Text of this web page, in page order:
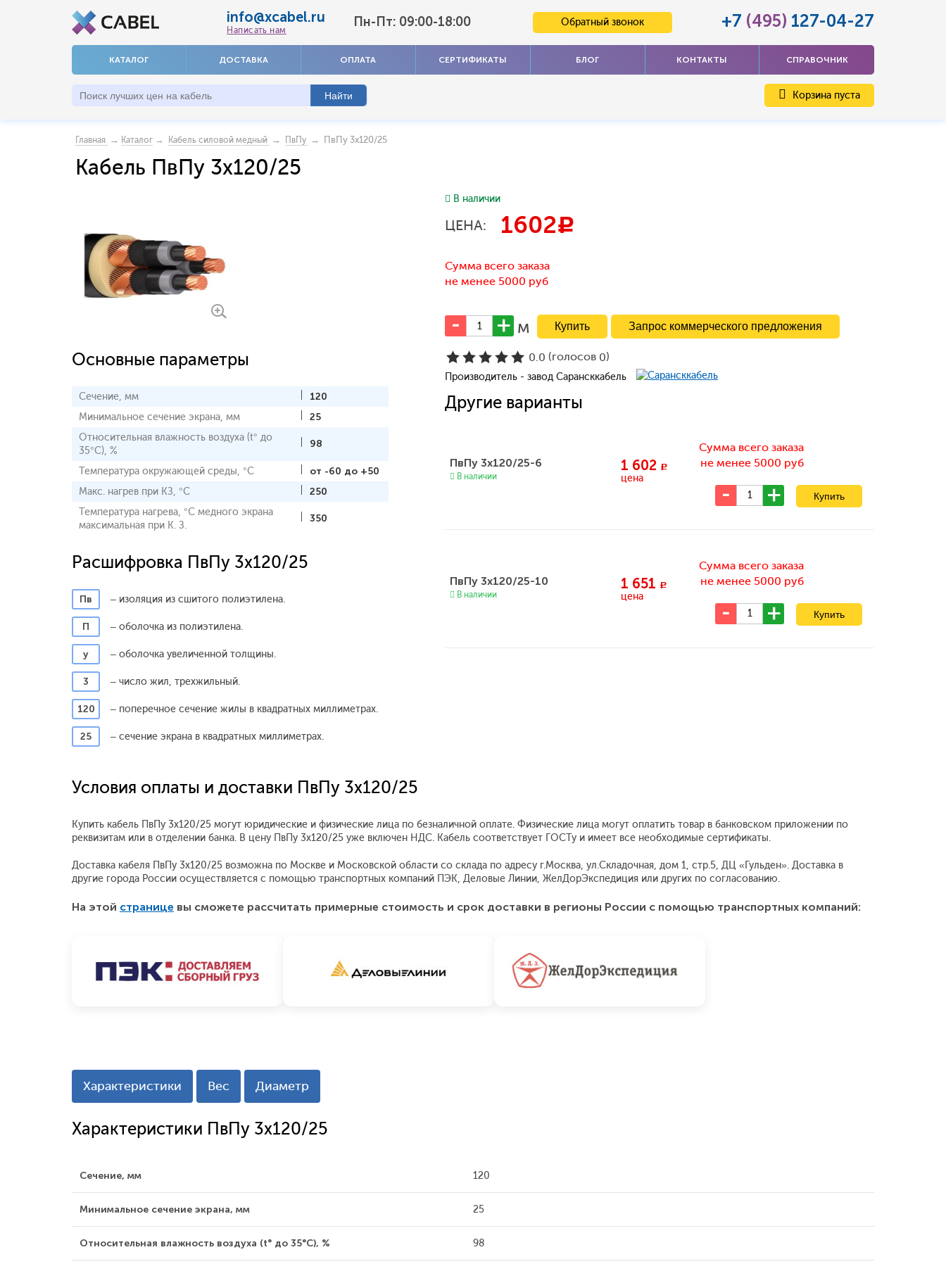
info@xcabel.ru
Написать нам
Пн-Пт: 09:00-18:00 Обратный звонок +7 (495) 127-04-27
КАТАЛОГ ДОСТАВКА ОПЛАТА СЕРТИФИКАТЫ БЛОГ КОНТАКТЫ СПРАВОЧНИК
Корзина пуста
Главная → Каталог → Кабель силовой медный → ПвПу → ПвПу 3x120/25
Кабель ПвПу 3x120/25
Основные параметры
Сечение, мм
120
Минимальное сечение экрана, мм
25
Относительная влажность воздуха (t° до
35°С), %
98
Температура окружающей среды, °С
от -60 до +50
Макс. нагрев при КЗ, °С
250
Температура нагрева, °С медного экрана
максимальная при К. З.
350
Расшифровка ПвПу 3x120/25
Пв – изоляция из сшитого полиэтилена.
П – оболочка из полиэтилена.
у – оболочка увеличенной толщины.
3 – число жил, трехжильный.
120 – поперечное сечение жилы в квадратных миллиметрах.
25 – сечение экрана в квадратных миллиметрах.
В наличии
ЦЕНА: 1602c
Сумма всего заказа
не менее 5000 руб
м Запрос коммерческого предложения
0.0 (голосов 0)
Производитель - завод Сарансккабель
Другие варианты
ПвПу 3x120/25-6
В наличии
1 602 c
цена
Сумма всего заказа
не менее 5000 руб
ПвПу 3x120/25-10
В наличии
1 651 c
цена
Сумма всего заказа
не менее 5000 руб
Условия оплаты и доставки ПвПу 3x120/25
Купить кабель ПвПу 3x120/25 могут юридические и физические лица по безналичной оплате. Физические лица могут оплатить товар в банковском приложении по
реквизитам или в отделении банка. В цену ПвПу 3x120/25 уже включен НДС. Кабель соответствует ГОСТу и имеет все необходимые сертификаты.
Доставка кабеля ПвПу 3x120/25 возможна по Москве и Московской области со склада по адресу г.Москва, ул.Складочная, дом 1, стр.5, ДЦ «Гульден». Доставка в
другие города России осуществляется с помощью транспортных компаний ПЭК, Деловые Линии, ЖелДорЭкспедиция или других по согласованию.
На этой странице вы сможете рассчитать примерные стоимость и срок доставки в регионы России с помощью транспортных компаний:
Характеристики Вес Диаметр
Характеристики ПвПу 3x120/25
Сечение, мм 120
Минимальное сечение экрана, мм 25
Относительная влажность воздуха (t° до 35°С), % 98